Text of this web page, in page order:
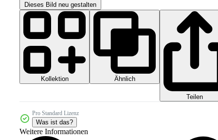
Dieses Bild neu gestalten
Kollektion Ähnlich
Teilen
Pro Standard Lizenz
Was ist das?
Weitere Informationen